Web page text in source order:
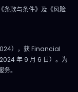
条款与条件》及《风险
），获 Financial
年 9 月 6 日）。为
。